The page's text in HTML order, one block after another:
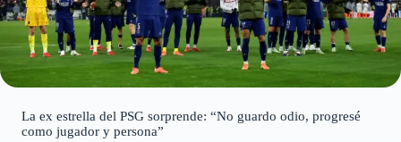
La ex estrella del PSG sorprende: “No guardo odio, progresé
como jugador y persona”